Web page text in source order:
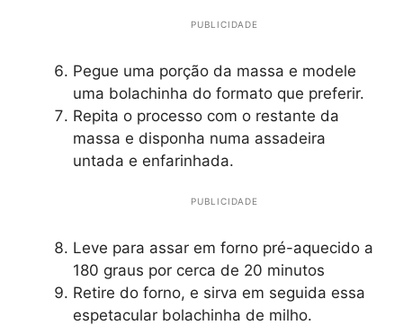
PUBLICIDADE
Pegue uma porção da massa e modele
uma bolachinha do formato que preferir.
Repita o processo com o restante da
massa e disponha numa assadeira
untada e enfarinhada.
PUBLICIDADE
Leve para assar em forno pré-aquecido a
180 graus por cerca de 20 minutos
Retire do forno, e sirva em seguida essa
espetacular bolachinha de milho.